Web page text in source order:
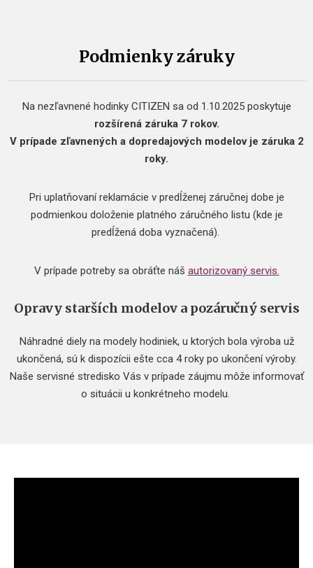
Podmienky záruky
Na nezľavnené hodinky CITIZEN sa od 1.10.2025 poskytuje
rozšírená záruka 7 rokov.
V prípade zľavnených a dopredajových modelov je záruka 2
roky.
Pri uplatňovaní reklamácie v predĺženej záručnej dobe je
podmienkou doloženie platného záručného listu (kde je
predĺžená doba vyznačená).
V prípade potreby sa obráťte náš autorizovaný servis.
Opravy starších modelov a pozáručný servis
Náhradné diely na modely hodiniek, u ktorých bola výroba už
ukončená, sú k dispozícii ešte cca 4 roky po ukončení výroby.
Naše servisné stredisko Vás v prípade záujmu môže informovať
o situácii u konkrétneho modelu.